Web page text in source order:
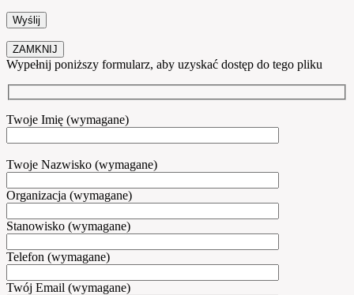
ZAMKNIJ
Wypełnij poniższy formularz, aby uzyskać dostęp do tego pliku
Twoje Imię (wymagane)
Twoje Nazwisko (wymagane)
Organizacja (wymagane)
Stanowisko (wymagane)
Telefon (wymagane)
Twój Email (wymagane)